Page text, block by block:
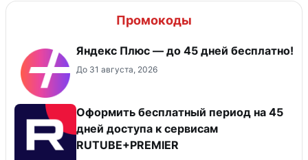
Промокоды
Яндекс Плюс — до 45 дней бесплатно!
До 31 августа, 2026
Оформить бесплатный период на 45
дней доступа к сервисам
RUTUBE+PREMIER